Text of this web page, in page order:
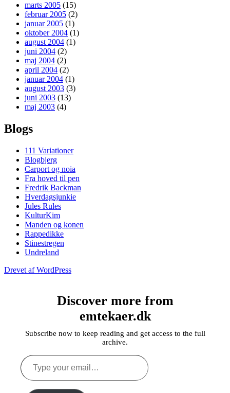
marts 2005 (15)
februar 2005 (2)
januar 2005 (1)
oktober 2004 (1)
august 2004 (1)
juni 2004 (2)
maj 2004 (2)
april 2004 (2)
januar 2004 (1)
august 2003 (3)
juni 2003 (13)
maj 2003 (4)
Blogs
111 Variationer
Blogbjerg
Carport og noia
Fra hoved til pen
Fredrik Backman
Hverdagsjunkie
Jules Rules
KulturKim
Manden og konen
Rappedikke
Stinestregen
Undreland
Drevet af WordPress
Discover more from
emtekaer.dk
Subscribe now to keep reading and get access to the full
archive.
Type
your
email…